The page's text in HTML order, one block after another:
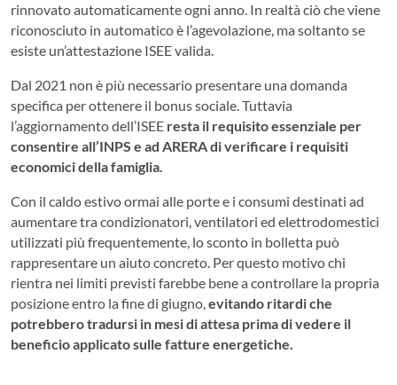
rinnovato automaticamente ogni anno. In realtà ciò che viene
riconosciuto in automatico è l’agevolazione, ma soltanto se
esiste un’attestazione ISEE valida.
Dal 2021 non è più necessario presentare una domanda
specifica per ottenere il bonus sociale. Tuttavia
l’aggiornamento dell’ISEE resta il requisito essenziale per
consentire all’INPS e ad ARERA di verificare i requisiti
economici della famiglia.
Con il caldo estivo ormai alle porte e i consumi destinati ad
aumentare tra condizionatori, ventilatori ed elettrodomestici
utilizzati più frequentemente, lo sconto in bolletta può
rappresentare un aiuto concreto. Per questo motivo chi
rientra nei limiti previsti farebbe bene a controllare la propria
posizione entro la fine di giugno,evitando ritardi che
potrebbero tradursi in mesi di attesa prima di vedere il
beneficio applicato sulle fatture energetiche.